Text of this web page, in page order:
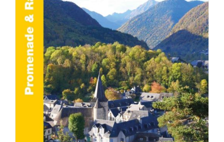
ACHETER LE PRODUIT / DÉTAILS